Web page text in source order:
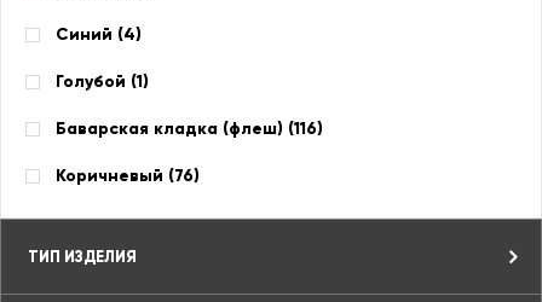
Синий (4)
Голубой (1)
Баварская кладка (флеш) (116)
Коричневый (76)
ТИП ИЗДЕЛИЯ